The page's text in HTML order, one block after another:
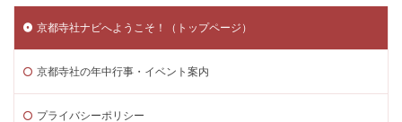
京都寺社ナビへようこそ！（トップページ）
京都寺社の年中行事・イベント案内
プライバシーポリシー